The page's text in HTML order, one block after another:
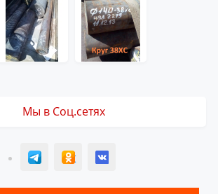
Мы в Соц.сетях
T ОК ВК